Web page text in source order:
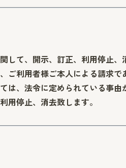
て、開示、訂正、利用停止
利用者様ご本人による請求
、法令に定められている事
用停止、消去致します。